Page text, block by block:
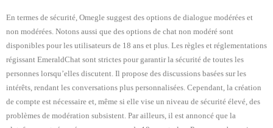
En termes de sécurité, Omegle suggest des options de dialogue modérées et
non modérées. Notons aussi que des options de chat non modéré sont
disponibles pour les utilisateurs de 18 ans et plus. Les règles et réglementations
régissant EmeraldChat sont strictes pour garantir la sécurité de toutes les
personnes lorsqu’elles discutent. Il propose des discussions basées sur les
intérêts, rendant les conversations plus personnalisées. Cependant, la création
de compte est nécessaire et, même si elle vise un niveau de sécurité élevé, des
problèmes de modération subsistent. Par ailleurs, il est annoncé que la